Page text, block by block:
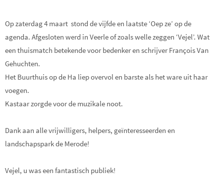
Op zaterdag 4 maart stond de vijfde en laatste ‘Oep ze’ op de
agenda. Afgesloten werd in Veerle of zoals welle zeggen ‘Vejel’. Wat
een thuismatch betekende voor bedenker en schrijver François Van
Gehuchten.
Het Buurthuis op de Ha liep overvol en barste als het ware uit haar
voegen.
Kastaar zorgde voor de muzikale noot.
Dank aan alle vrijwilligers, helpers, geïnteresseerden en
landschapspark de Merode!
Vejel, u was een fantastisch publiek!